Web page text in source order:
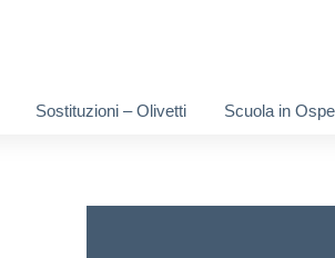
Sostituzioni – Olivetti Scuola in